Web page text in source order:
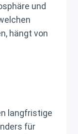
und
hängt von
langfristige
für